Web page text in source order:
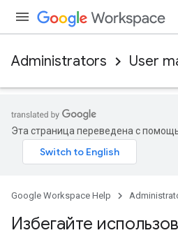
Administrators User
Эта страница переведена с
Google Workspace Help
Избегайте